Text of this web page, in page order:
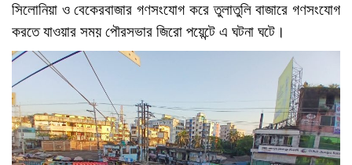
সিলোনিয়া ও বেকেরবাজার গণসংযোগ করে তুলাতুলি বাজারে গণসংযোগ
করতে যাওয়ার সময় পৌরসভার জিরো পয়েন্টে এ ঘটনা ঘটে।